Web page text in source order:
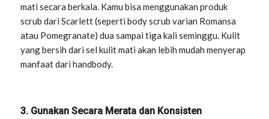
mati secara berkala. Kamu bisa menggunakan produk
scrub dari Scarlett (seperti body scrub varian Romansa
atau Pomegranate) dua sampai tiga kali seminggu. Kulit
yang bersih dari sel kulit mati akan lebih mudah menyerap
manfaat dari handbody.
3. Gunakan Secara Merata dan Konsisten